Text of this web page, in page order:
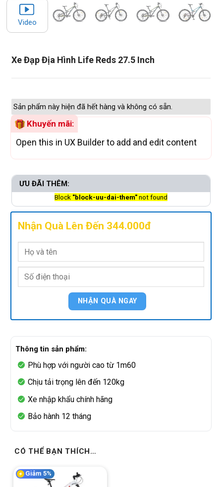
Xe Đạp Địa Hình Life Reds 27.5 Inch
Video
Sản phẩm này hiện đã hết hàng và không có sẵn.
Khuyến mãi:
Open this in UX Builder to add and edit content
ƯU ĐÃI THÊM:
Block "block-uu-dai-them"not found
Nhận Quà Lên Đến 344.000đ
Thông tin sản phẩm:
Phù hợp với người cao từ 1m60
Chịu tải trọng lên đến 120kg
Xe nhập khẩu chính hãng
Bảo hành 12 tháng
CÓ THỂ BẠN THÍCH…
Giảm 5%